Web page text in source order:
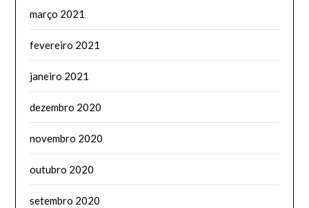
março 2021
fevereiro 2021
janeiro 2021
dezembro 2020
novembro 2020
outubro 2020
setembro 2020